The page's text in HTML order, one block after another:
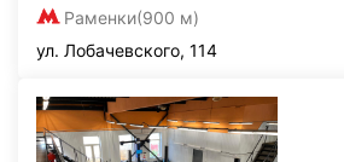
Раменки(900 м)
ул. Лобачевского, 114